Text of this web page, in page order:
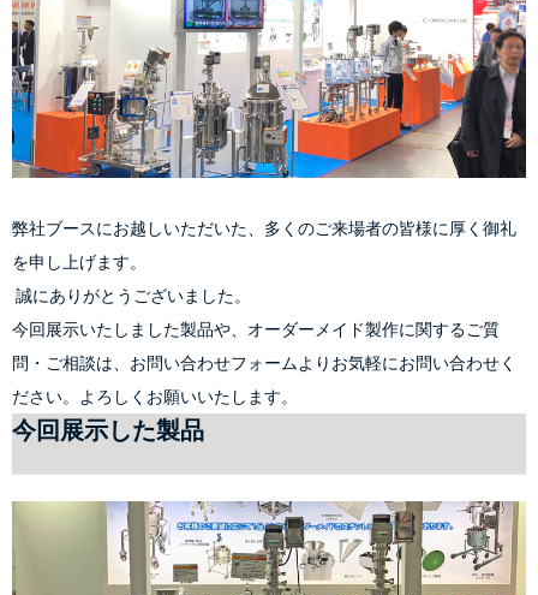
弊社ブースにお越しいただいた、多くのご来場者の皆様に厚く御礼
を申し上げます。
誠にありがとうございました。
今回展示いたしました製品や、オーダーメイド製作に関するご質
問・ご相談は、 お問い合わせフォームよりお気軽にお問い合わせく
ださい。よろしくお願いいたします。
今回展示した製品